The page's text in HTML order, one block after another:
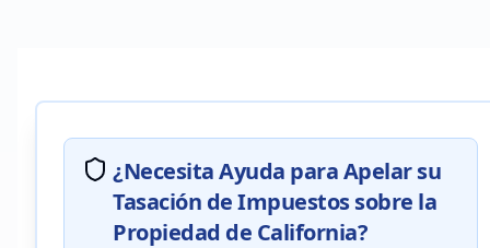
¿Necesita Ayuda para Apelar su
Tasación de Impuestos sobre la
Propiedad de California?